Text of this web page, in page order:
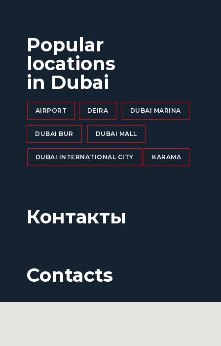
AIRPORT
KARAMA
DUBAI INTERNATIONAL CITY
DUBAI MALL
DUBAI BUR
DUBAI MARINA
DEIRA
Popular
locations
in Dubai
Контакты
Contacts